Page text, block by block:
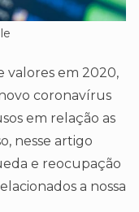
valores em 2020,
coronavírus
em relação as
nesse artigo
e reocupação
a nossa